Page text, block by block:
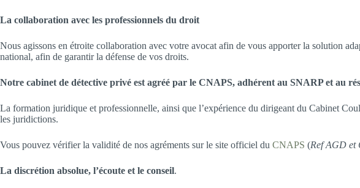
La collaboration avec les professionnels du droit
Nous agissons en étroite collaboration avec votre avocat afin de vous apporter la solution
national, afin de garantir la défense de vos droits.
Notre cabinet de détective privé est agréé par le CNAPS, adhérent au SNARP et au
La formation juridique et professionnelle, ainsi que l’expérience du dirigeant du Cabinet
les juridictions.
Vous pouvez vérifier la validité de nos agréments sur le site officiel du CNAPS (Ref AGD et
La discrétion absolue, l’écoute et le conseil.